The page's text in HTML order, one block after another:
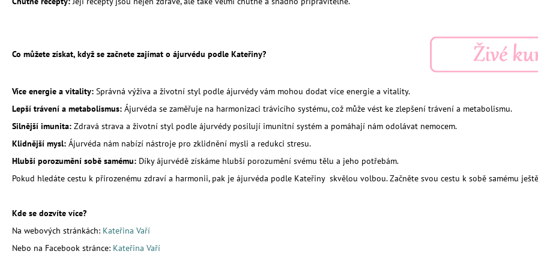
Co můžete získat, když se začnete zajímat o ájurvédu podle Kateřiny?
Více energie a vitality: Správná výživa a životní styl podle ájurvédy vám mohou dodat více energie a vitality.
Lepší trávení a metabolismus: Ájurvéda se zaměřuje na harmonizaci trávicího systému, což může vést ke zlepšení trávení a metabolismu.
Silnější imunita: Zdravá strava a životní styl podle ájurvédy posilují imunitní systém a pomáhají nám odolávat nemocem.
Klidnější mysl: Ájurvéda nám nabízí nástroje pro zklidnění mysli a redukci stresu.
Hlubší porozumění sobě samému: Díky ájurvédě získáme hlubší porozumění svému tělu a jeho potřebám.
Pokud hledáte cestu k přirozenému zdraví a harmonii, pak je ájurvéda podle Kateřiny skvělou volbou. Začněte svou cestu k sobě samému
Kde se dozvíte více?
Na webových stránkách: Kateřina Vaří
Nebo na Facebook stránce: Kateřina Vaří